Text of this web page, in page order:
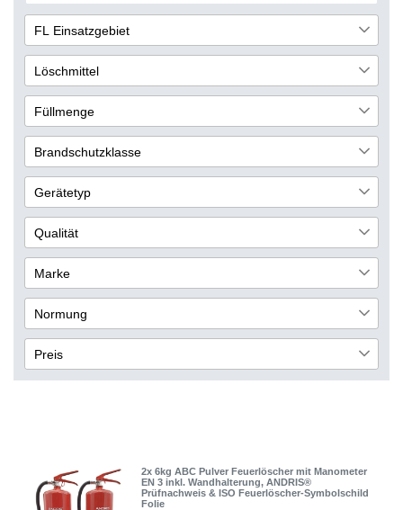
FL Einsatzgebiet
Haus
4
Wohnung 4
Heizraum
PKW
Auto 2
Spedition
Wohnmobil 1
Wohnwagen 1
Transportwesen
Löschmittel
Pulver
3
Füllmenge
6kg / 6L
3
Brandschutzklasse
A
4
B 4
C
Gerätetyp
Dauerdrucktechnik
3
Aufladetechnik 1
Qualität
Basis
3
Premium 1
Marke
Andris
1
Normung
DIN
1
EN3 4
Preis
2x 6kg ABC Pulver Feuerlöscher mit Manometer
EN 3 inkl. Wandhalterung, ANDRIS®
Prüfnachweis & ISO Feuerlöscher-Symbolschild
Folie